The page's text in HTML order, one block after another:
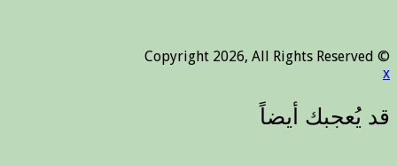
© Copyright 2026, All Rights Reserved
x